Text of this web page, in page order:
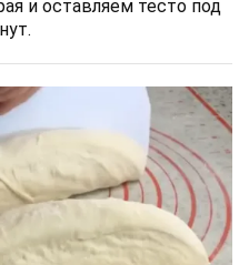
и оставляем тесто под